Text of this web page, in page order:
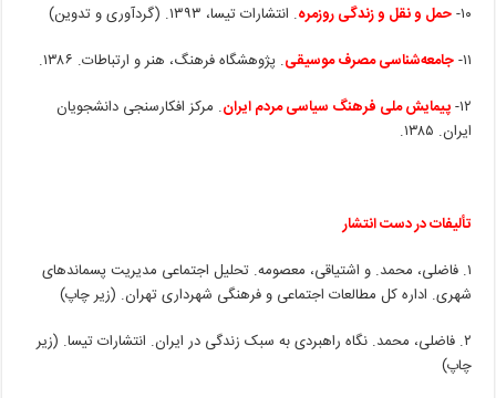
۱۰- حمل و نقل و زندگی روزمره. انتشارات تیسا، ۱۳۹۳. (گردآوری و تدوین)
۱۱- جامعه‌شناسی مصرف موسیقی. پژوهشگاه فرهنگ، هنر و ارتباطات. ۱۳۸۶.
۱۲- پیمایش ملی فرهنگ سیاسی مردم ایران. مرکز افکارسنجی دانشجویان
ایران. ۱۳۸۵.
تألیفات در دست انتشار
۱. فاضلی، محمد. و اشتیاقی، معصومه. تحلیل اجتماعی مدیریت پسماندهای
شهری. اداره کل مطالعات اجتماعی و فرهنگی شهرداری تهران. (زیر چاپ)
۲. فاضلی، محمد. نگاه راهبردی به سبک زندگی در ایران. انتشارات تیسا. (زیر
چاپ)